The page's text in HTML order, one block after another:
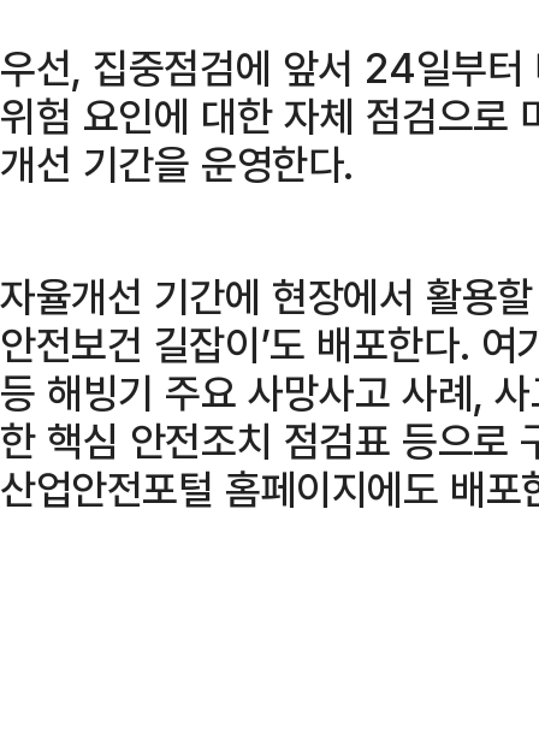
우선, 집중점검에 앞서 24일부
위험 요인에 대한 자체 점검으로
개선 기간을 운영한다.
자율개선 기간에 현장에서 활용
안전보건 길잡이’도 배포한다.
등 해빙기 주요 사망사고 사례,
한 핵심 안전조치 점검표 등으로
산업안전포털 홈페이지에도 배포